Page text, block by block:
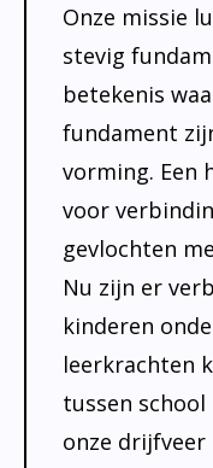
Onze missie
stevig
betekenis
fundament
vorming. Een
voor
gevlochten
Nu zijn er
kinderen
leerkrachten
tussen
onze